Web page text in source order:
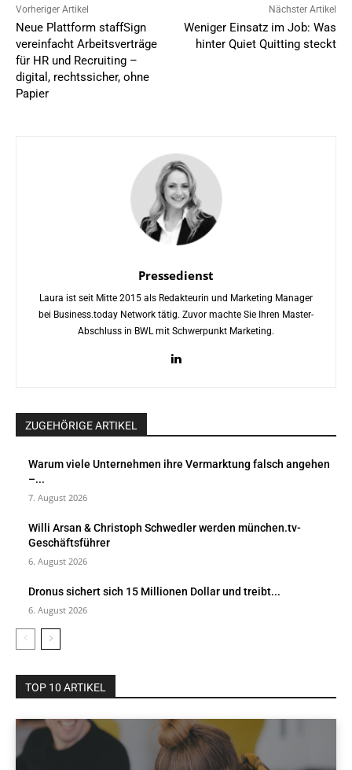
Vorheriger Artikel
Neue Plattform staffSign
vereinfacht Arbeitsverträge
für HR und Recruiting –
digital, rechtssicher, ohne
Papier
Nächster Artikel
Weniger Einsatz im Job: Was
hinter Quiet Quitting steckt
Pressedienst
Laura ist seit Mitte 2015 als Redakteurin und Marketing Manager
bei Business.today Network tätig. Zuvor machte Sie Ihren Master-
Abschluss in BWL mit Schwerpunkt Marketing.
ZUGEHÖRIGE ARTIKEL
Warum viele Unternehmen ihre Vermarktung falsch angehen
–...
7. August 2026
Willi Arsan & Christoph Schwedler werden münchen.tv-
Geschäftsführer
6. August 2026
Dronus sichert sich 15 Millionen Dollar und treibt...
6. August 2026
TOP 10 ARTIKEL